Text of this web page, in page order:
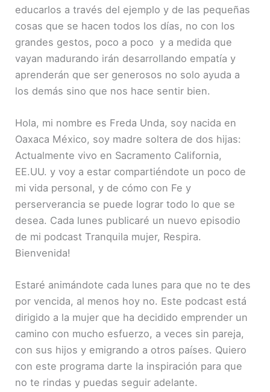
educarlos a través del ejemplo y de las pequeñas
cosas que se hacen todos los días, no con los
grandes gestos, poco a poco y a medida que
vayan madurando irán desarrollando empatía y
aprenderán que ser generosos no solo ayuda a
los demás sino que nos hace sentir bien.
Hola, mi nombre es Freda Unda, soy nacida en
Oaxaca México, soy madre soltera de dos hijas:
Actualmente vivo en Sacramento California,
EE.UU. y voy a estar compartiéndote un poco de
mi vida personal, y de cómo con Fe y
perserverancia se puede lograr todo lo que se
desea. Cada lunes publicaré un nuevo episodio
de mi podcast Tranquila mujer, Respira.
Bienvenida!
Estaré animándote cada lunes para que no te des
por vencida, al menos hoy no. Este podcast está
dirigido a la mujer que ha decidido emprender un
camino con mucho esfuerzo, a veces sin pareja,
con sus hijos y emigrando a otros países. Quiero
con este programa darte la inspiración para que
no te rindas y puedas seguir adelante.